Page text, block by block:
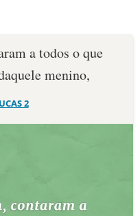
a todos o que
menino,
2